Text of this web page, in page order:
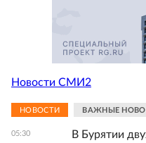
Новости СМИ2
НОВОСТИ ВАЖНЫЕ
05:30
В Бурятии